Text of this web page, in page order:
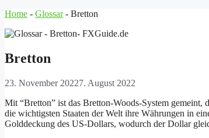
Home - Glossar- Bretton
Bretton
23. November 20227. August 2022
Mit “Bretton” ist das Bretton-Woods-System
die wichtigsten Staaten der Welt ihre Währungen in
Golddeckung des US-Dollars, wodurch der Dollar